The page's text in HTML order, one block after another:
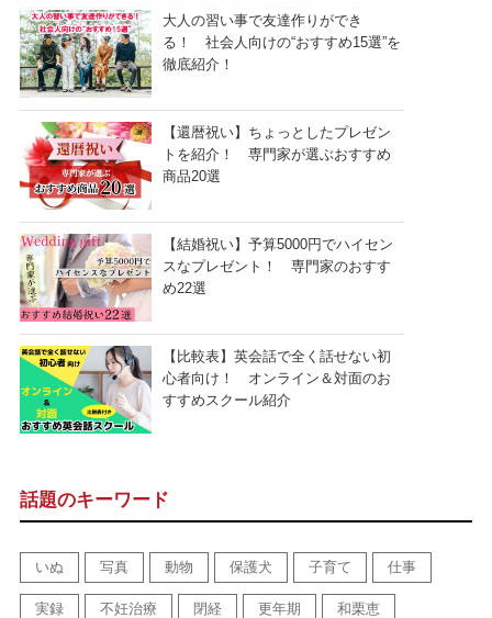
大人の習い事で友達作りができ
る！ 社会人向けの“おすすめ15選”を
徹底紹介！
【還暦祝い】ちょっとしたプレゼン
トを紹介！ 専門家が選ぶおすすめ
商品20選
【結婚祝い】予算5000円でハイセン
スなプレゼント！ 専門家のおすす
め22選
【比較表】英会話で全く話せない初
心者向け！ オンライン＆対面のお
すすめスクール紹介
話題のキーワード
いぬ 写真 動物 保護犬 子育て 仕事
実録 不妊治療 閉経 更年期 和栗恵